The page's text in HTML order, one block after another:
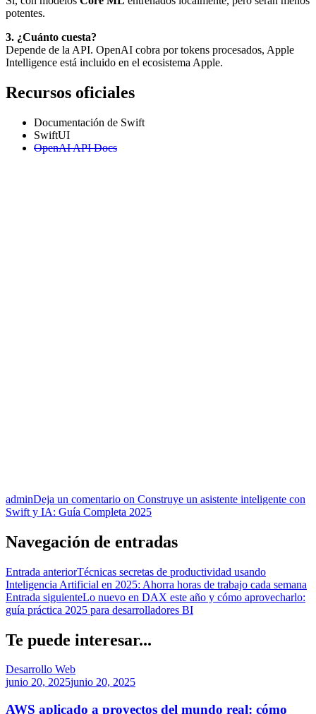
potentes.
3. ¿Cuánto cuesta?
Depende de la API. OpenAI cobra por tokens procesados, Apple
Intelligence está incluido en el ecosistema Apple.
Recursos oficiales
Documentación de Swift
SwiftUI
OpenAI API Docs
adminDeja un comentario on Construye un asistente inteligente con
Swift y IA: Guía Completa 2025
Navegación de entradas
Entrada anteriorTécnicas secretas de productividad usando
Inteligencia Artificial en 2025: Ahorra horas de trabajo cada semana
Entrada siguienteLo nuevo en DAX este año y cómo aprovecharlo:
guía práctica 2025 para desarrolladores BI
Te puede interesar...
Desarrollo Web
junio 20, 2025junio 20, 2025
AWS aplicado a proyectos del mundo real: cómo